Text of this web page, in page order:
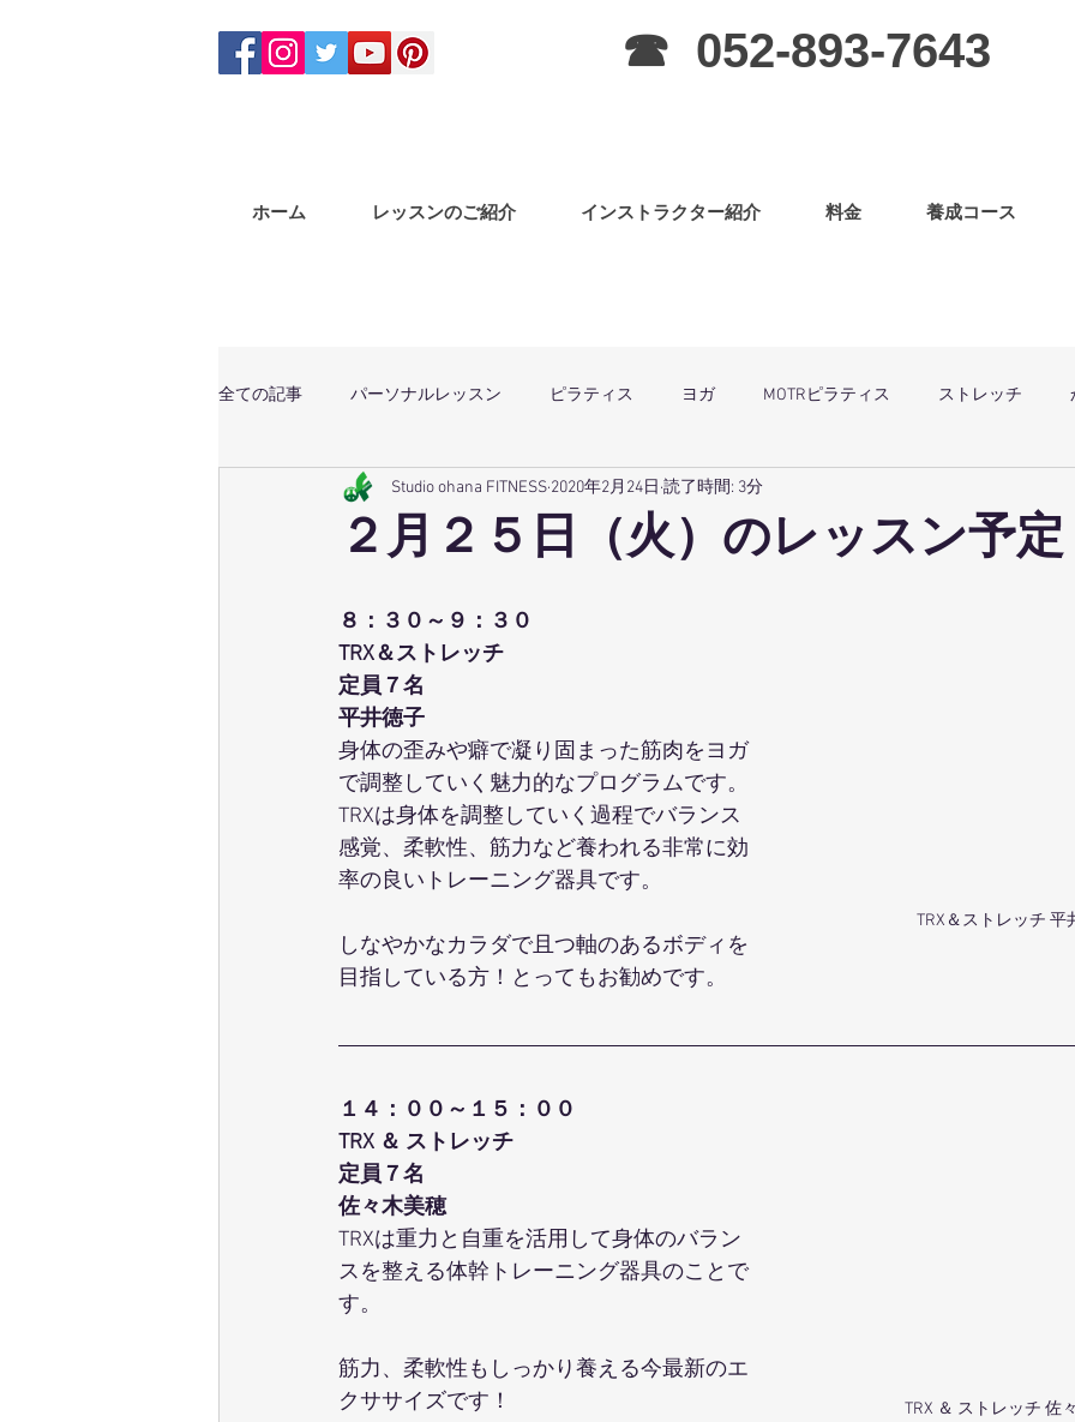
☎ 052-893-7643
ホーム レッスンのご紹介 インストラクター紹介 料金 養成コース
全ての記事 パーソナルレッスン ピラティス ヨガ MOTRピラティス ストレッチ
体幹トレーニング マサラバングラ ピラティス（子連OK）
テクニカル養成コース
ポールウォーキング ピラティス養成コース 講演会
２月２５日（火）のレッスン予定
Studio ohana FITNESS 2020年2月24日 読了時間: 3分
TRX＆ストレッチ 平
８：３０～９：３０
TRX＆ストレッチ
定員７名
平井徳子
身体の歪みや癖で凝り固まった筋肉をヨガ
で調整していく魅力的なプログラムです。
TRXは身体を調整していく過程でバランス
感覚、柔軟性、筋力など養われる非常に効
率の良いトレーニング器具です。
しなやかなカラダで且つ軸のあるボディを
目指している方！とってもお勧めです。
TRX ＆ ストレッチ 佐
１４：００～１５：００
TRX ＆ ストレッチ
定員７名
佐々木美穂
TRXは重力と自重を活用して身体のバラン
スを整える体幹トレーニング器具のことで
す。
筋力、柔軟性もしっかり養える今最新のエ
クササイズです！